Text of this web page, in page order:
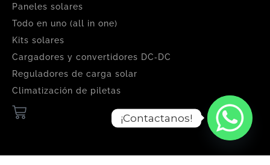
Paneles solares
Todo en uno (all in one)
Kits solares
Cargadores y convertidores DC‑DC
Reguladores de carga solar
Climatización de piletas
¡Contactanos!